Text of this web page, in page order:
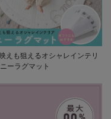
えも狙えるオシャレインテリ
ーラグマット